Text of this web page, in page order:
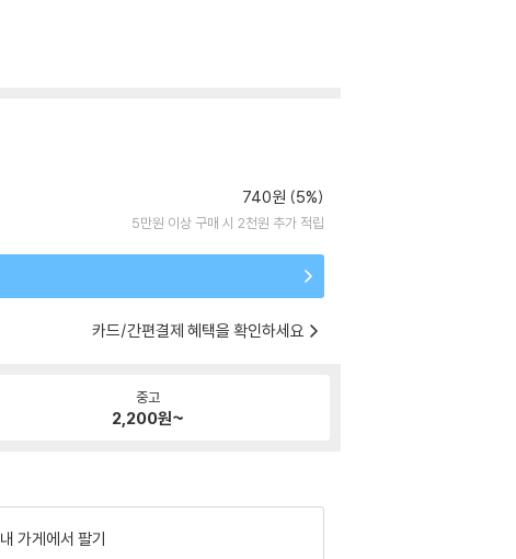
740원 (5%)
5만원 이상 구매 시 2천원 추가 적립
카드/간편결제 혜택을 확인하세요
중고
2,200원~
내 가게에서 팔기